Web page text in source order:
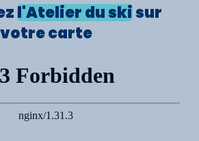
l'Atelier du skisur
votre carte